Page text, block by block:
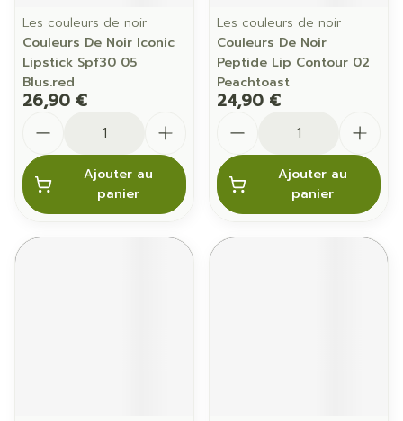
Les couleurs de noir
Couleurs De Noir Iconic
Lipstick Spf30 05
Blus.red
26,90 €
Ajouter au
panier
Les couleurs de noir
Couleurs De Noir
Peptide Lip Contour 02
Peachtoast
24,90 €
Ajouter au
panier